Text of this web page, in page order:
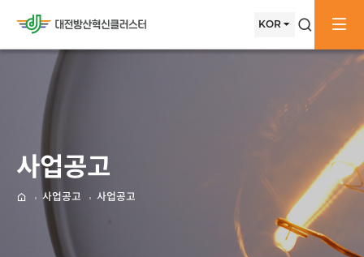
메인으로
KOR
검색창전
사업공고
메인으로
사업공고 사업공고